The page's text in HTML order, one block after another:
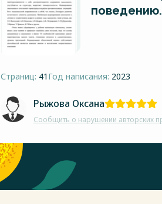
поведению.
Страниц: 41 Год написания: 2023
Рыжова Оксана
Сообщить о нарушении авторских